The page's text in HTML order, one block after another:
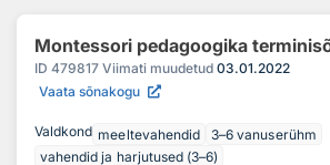
Montessori pedagoogika
ID 479817 Viimati muudetud 03.01.2022
Vaata sõnakogu
Valdkond meeltevahendid
3–6 vanuserühm
vahendid ja harjutused (3–6)